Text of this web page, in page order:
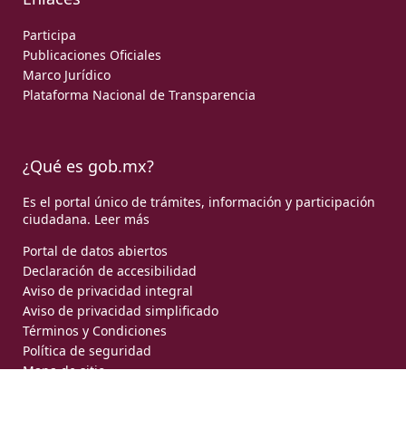
Participa
Publicaciones Oficiales
Marco Jurídico
Plataforma Nacional de Transparencia
¿Qué es gob.mx?
Es el portal único de trámites, información y participación
ciudadana. Leer más
Portal de datos abiertos
Declaración de accesibilidad
Aviso de privacidad integral
Aviso de privacidad simplificado
Términos y Condiciones
Política de seguridad
Mapa de sitio